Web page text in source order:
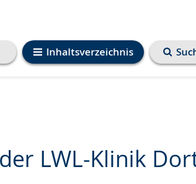
Inhaltsverzeichnis
LWL-Klinik